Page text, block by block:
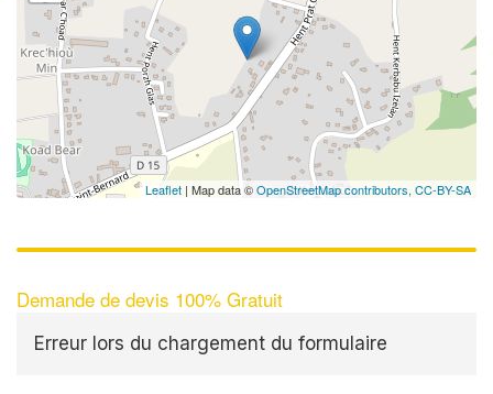
Leaflet | Map data ©OpenStreetMap contributors, CC-BY-SA
Demande de devis 100% Gratuit
Erreur lors du chargement du formulaire